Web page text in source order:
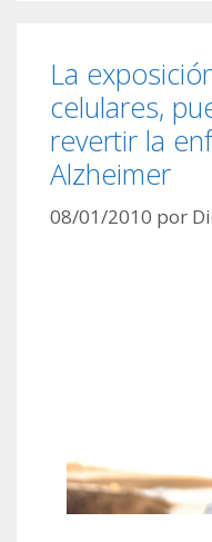
La
celulares,
revertir la
Alzheimer
08/01/2010 por